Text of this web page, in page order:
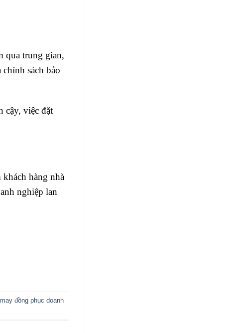
qua trung gian,
sách bảo
cậy, việc đặt
hàng nhà
nghiệp lan
may đồng phục doanh